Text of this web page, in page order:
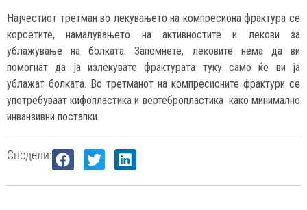
Најчестиот третман во лекувањето на компресиона фрактура се
корсетите, намалувањето на активностите и лекови за
ублажување на болката. Запомнете, лековите нема да ви
помогнат да ја излекувате фрактурата туку само ќе ви ја
ублажат болката. Во третманот на компресионите фрактури се
употребуваат кифопластика и вертебропластика како минимално
инванзивни постапки.
Сподели: